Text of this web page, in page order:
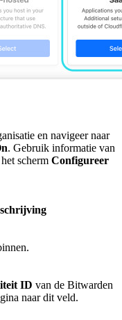
en navigeer naar
. Gebruik informatie van
scherm Configureer
ID van de Bitwarden
naar dit veld.